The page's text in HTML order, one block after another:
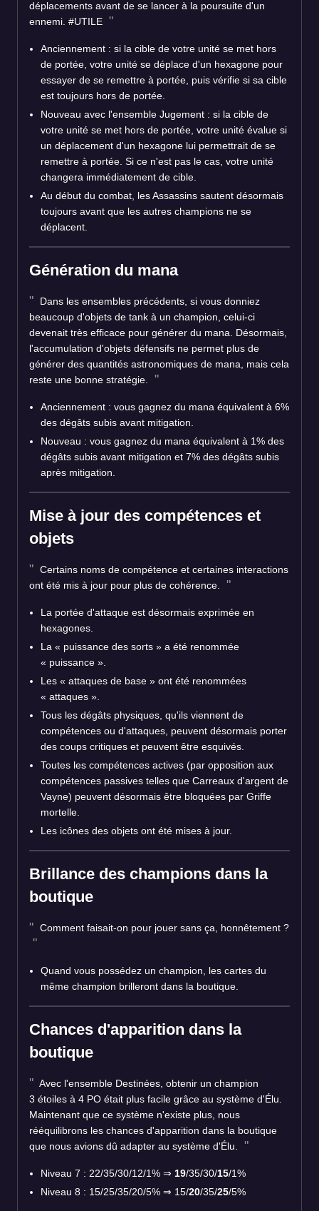
déplacements avant de se lancer à la poursuite d'un
ennemi. #UTILE
Anciennement : si la cible de votre unité se met hors
de portée, votre unité se déplace d'un hexagone pour
essayer de se remettre à portée, puis vérifie si sa cible
est toujours hors de portée.
Nouveau avec l'ensemble Jugement : si la cible de
votre unité se met hors de portée, votre unité évalue si
un déplacement d'un hexagone lui permettrait de se
remettre à portée. Si ce n'est pas le cas, votre unité
changera immédiatement de cible.
Au début du combat, les Assassins sautent désormais
toujours avant que les autres champions ne se
déplacent.
Génération du mana
Dans les ensembles précédents, si vous donniez
beaucoup d'objets de tank à un champion, celui-ci
devenait très efficace pour générer du mana. Désormais,
l'accumulation d'objets défensifs ne permet plus de
générer des quantités astronomiques de mana, mais cela
reste une bonne stratégie.
Anciennement : vous gagnez du mana équivalent à 6%
des dégâts subis avant mitigation.
Nouveau : vous gagnez du mana équivalent à 1% des
dégâts subis avant mitigation et 7% des dégâts subis
après mitigation.
Mise à jour des compétences et
objets
Certains noms de compétence et certaines interactions
ont été mis à jour pour plus de cohérence.
La portée d'attaque est désormais exprimée en
hexagones.
La « puissance des sorts » a été renommée
« puissance ».
Les « attaques de base » ont été renommées
« attaques ».
Tous les dégâts physiques, qu'ils viennent de
compétences ou d'attaques, peuvent désormais porter
des coups critiques et peuvent être esquivés.
Toutes les compétences actives (par opposition aux
compétences passives telles que Carreaux d'argent de
Vayne) peuvent désormais être bloquées par Griffe
mortelle.
Les icônes des objets ont été mises à jour.
Brillance des champions dans la
boutique
Comment faisait-on pour jouer sans ça, honnêtement ?
Quand vous possédez un champion, les cartes du
même champion brilleront dans la boutique.
Chances d'apparition dans la
boutique
Avec l'ensemble Destinées, obtenir un champion
3 étoiles à 4 PO était plus facile grâce au système d'Élu.
Maintenant que ce système n'existe plus, nous
rééquilibrons les chances d'apparition dans la boutique
que nous avions dû adapter au système d'Élu.
Niveau 7 : 22/35/30/12/1% ⇒ 19/35/30/15/1%
Niveau 8 : 15/25/35/20/5% ⇒ 15/20/35/25/5%